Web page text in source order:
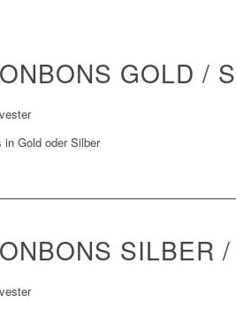
GOLD /
in Gold oder Silber
SILBER